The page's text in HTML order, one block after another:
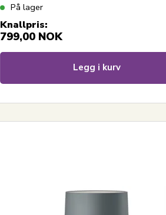
På lager
Knallpris:
799,00 NOK
Legg i kurv